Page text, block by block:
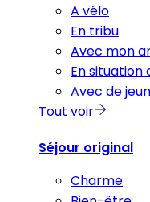
A vélo
En tribu
Avec mon
En situation
Avec de
Tout voir
Séjour original
Charme